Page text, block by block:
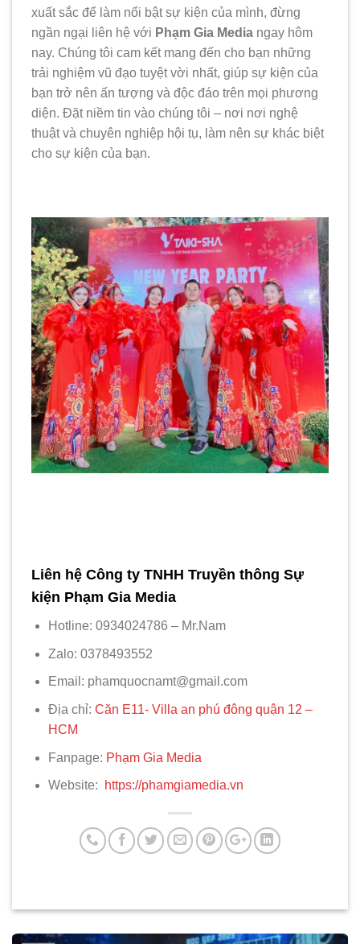
xuất sắc để làm nổi bật sự kiện của mình, đừng
ngần ngại liên hệ với Phạm Gia Media ngay hôm
nay. Chúng tôi cam kết mang đến cho bạn những
trải nghiệm vũ đạo tuyệt vời nhất, giúp sự kiện của
bạn trở nên ấn tượng và độc đáo trên mọi phương
diện. Đặt niềm tin vào chúng tôi – nơi nơi nghệ
thuật và chuyên nghiệp hội tụ, làm nên sự khác biệt
cho sự kiện của bạn.
Liên hệ Công ty TNHH Truyền thông Sự
kiện Phạm Gia Media
Hotline: 0934024786 – Mr.Nam
Zalo: 0378493552
Email: phamquocnamt@gmail.com
Địa chỉ: Căn E11- Villa an phú đông quận 12 –
HCM
Fanpage: Phạm Gia Media
Website: https://phamgiamedia.vn